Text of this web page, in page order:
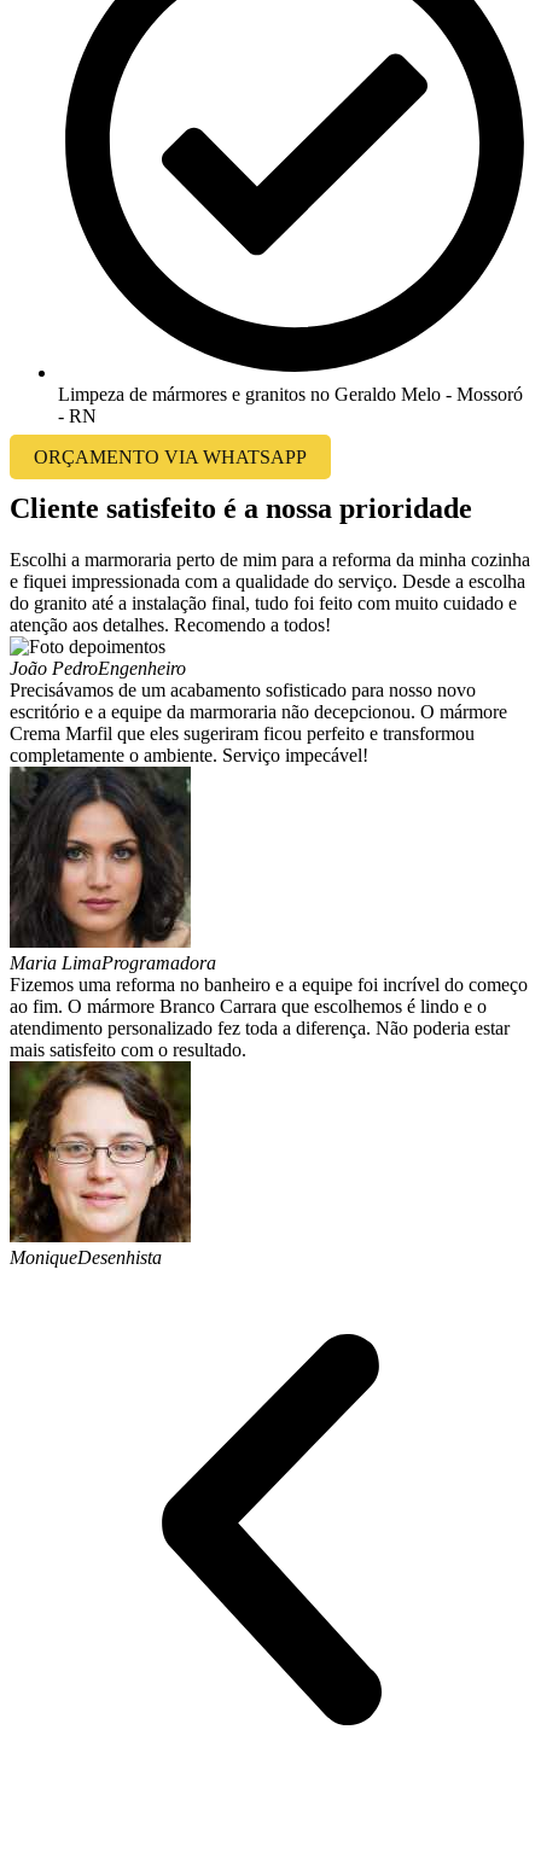
Limpeza de mármores e granitos no Geraldo Melo - Mossoró
- RN
ORÇAMENTO VIA WHATSAPP
Cliente satisfeito é a nossa prioridade
Escolhi a marmoraria perto de mim para a reforma da minha cozinha
e fiquei impressionada com a qualidade do serviço. Desde a escolha
do granito até a instalação final, tudo foi feito com muito cuidado e
atenção aos detalhes. Recomendo a todos!
João PedroEngenheiro
Precisávamos de um acabamento sofisticado para nosso novo
escritório e a equipe da marmoraria não decepcionou. O mármore
Crema Marfil que eles sugeriram ficou perfeito e transformou
completamente o ambiente. Serviço impecável!
Maria LimaProgramadora
Fizemos uma reforma no banheiro e a equipe foi incrível do começo
ao fim. O mármore Branco Carrara que escolhemos é lindo e o
atendimento personalizado fez toda a diferença. Não poderia estar
mais satisfeito com o resultado.
MoniqueDesenhista